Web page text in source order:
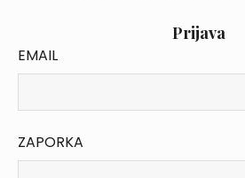
Prijava
EMAIL
ZAPORKA